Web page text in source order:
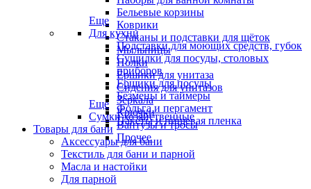
Бельевые корзины
Коврики
Стаканы и подставки для щёток
Мыльницы
Полки
Ёршики для унитаза
Сидения для унитазов
Зеркала
Крючки
Вантузы и тросы
Прочее
Еще
Для кухни
Подставки для моющих средств, губок
Сушилки для посуды, столовых
приборов
Ёршики для посуды
Безмены и таймеры
Фольга и пергамент
Пакеты и пищевая пленка
Еще
Сумки хозяйственные
Товары для бани
Аксессуары для бани
Текстиль для бани и парной
Масла и настойки
Для парной